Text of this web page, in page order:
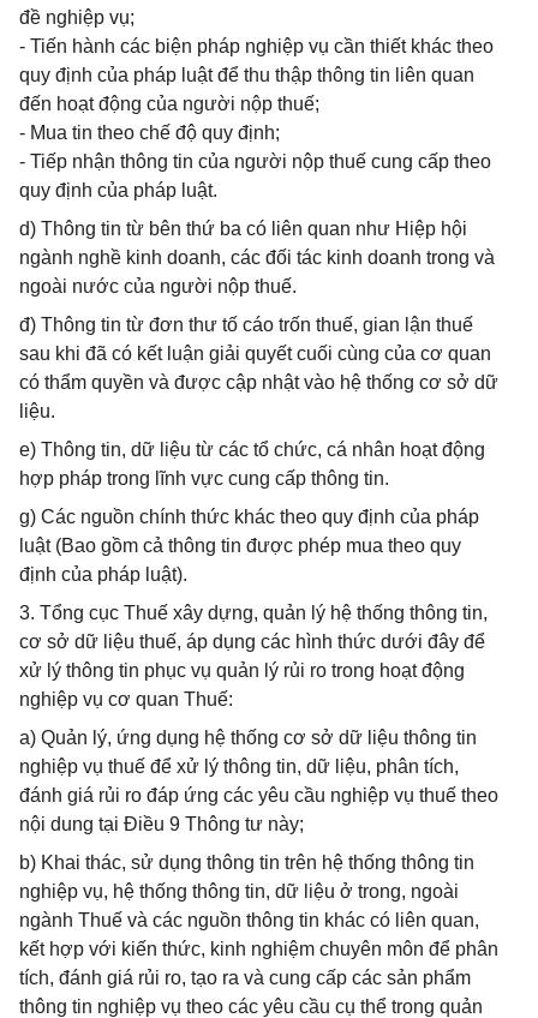
đề nghiệp vụ;
- Tiến hành các biện pháp nghiệp vụ cần thiết khác theo
quy định của pháp luật để thu thập thông tin liên quan
đến hoạt động của người nộp thuế;
- Mua tin theo chế độ quy định;
- Tiếp nhận thông tin của người nộp thuế cung cấp theo
quy định của pháp luật.
d) Thông tin từ bên thứ ba có liên quan như Hiệp hội
ngành nghề kinh doanh, các đối tác kinh doanh trong và
ngoài nước của người nộp thuế.
đ) Thông tin từ đơn thư tố cáo trốn thuế, gian lận thuế
sau khi đã có kết luận giải quyết cuối cùng của cơ quan
có thẩm quyền và được cập nhật vào hệ thống cơ sở dữ
liệu.
e) Thông tin, dữ liệu từ các tổ chức, cá nhân hoạt động
hợp pháp trong lĩnh vực cung cấp thông tin.
g) Các nguồn chính thức khác theo quy định của pháp
luật (Bao gồm cả thông tin được phép mua theo quy
định của pháp luật).
3. Tổng cục Thuế xây dựng, quản lý hệ thống thông tin,
cơ sở dữ liệu thuế, áp dụng các hình thức dưới đây để
xử lý thông tin phục vụ quản lý rủi ro trong hoạt động
nghiệp vụ cơ quan Thuế:
a) Quản lý, ứng dụng hệ thống cơ sở dữ liệu thông tin
nghiệp vụ thuế để xử lý thông tin, dữ liệu, phân tích,
đánh giá rủi ro đáp ứng các yêu cầu nghiệp vụ thuế theo
nội dung tại Điều 9 Thông tư này;
b) Khai thác, sử dụng thông tin trên hệ thống thông tin
nghiệp vụ, hệ thống thông tin, dữ liệu ở trong, ngoài
ngành Thuế và các nguồn thông tin khác có liên quan,
kết hợp với kiến thức, kinh nghiệm chuyên môn để phân
tích, đánh giá rủi ro, tạo ra và cung cấp các sản phẩm
thông tin nghiệp vụ theo các yêu cầu cụ thể trong quản